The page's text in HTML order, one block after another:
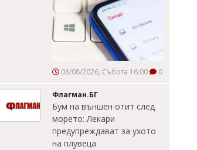
08/08/2026, Събота 16:00 0
Флагман.БГ
Бум на външен отит след
морето: Лекари
предупреждават за ухото
на плувеца